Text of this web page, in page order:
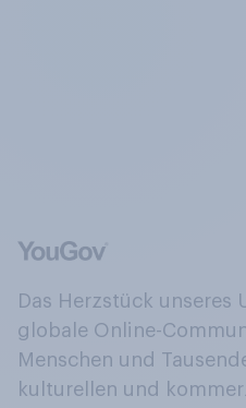
Das Herzstück unseres
globale Online-
Menschen und
kulturellen und